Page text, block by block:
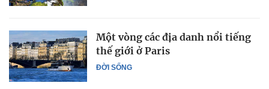
ĐỜI SỐNG
Một vòng các địa danh nổi tiếng
thế giới ở Paris